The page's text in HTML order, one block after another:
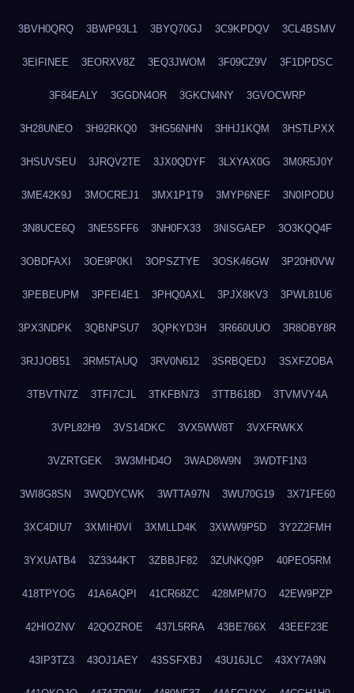
3BVH0QRQ 3BWP93L1 3BYQ70GJ 3C9KPDQV 3CL4BSMV
3EIFINEE 3EORXV8Z 3EQ3JWOM 3F09CZ9V 3F1DPDSC
3F84EALY 3GGDN4OR 3GKCN4NY 3GVOCWRP
3H28UNEO 3H92RKQ0 3HG56NHN 3HHJ1KQM 3HSTLPXX
3HSUVSEU 3JRQV2TE 3JX0QDYF 3LXYAX0G 3M0R5J0Y
3ME42K9J 3MOCREJ1 3MX1P1T9 3MYP6NEF 3N0IPODU
3N8UCE6Q 3NE5SFF6 3NH0FX33 3NISGAEP 3O3KQQ4F
3OBDFAXI 3OE9P0KI 3OPSZTYE 3OSK46GW 3P20H0VW
3PEBEUPM 3PFEI4E1 3PHQ0AXL 3PJX8KV3 3PWL81U6
3PX3NDPK 3QBNPSU7 3QPKYD3H 3R660UUO 3R8OBY8R
3RJJOB51 3RM5TAUQ 3RV0N612 3SRBQEDJ 3SXFZOBA
3TBVTN7Z 3TFI7CJL 3TKFBN73 3TTB618D 3TVMVY4A
3VPL82H9 3VS14DKC 3VX5WW8T 3VXFRWKX
3VZRTGEK 3W3MHD4O 3WAD8W9N 3WDTF1N3
3WI8G8SN 3WQDYCWK 3WTTA97N 3WU70G19 3X71FE60
3XC4DIU7 3XMIH0VI 3XMLLD4K 3XWW9P5D 3Y2Z2FMH
3YXUATB4 3Z3344KT 3ZBBJF82 3ZUNKQ9P 40PEO5RM
418TPYOG 41A6AQPI 41CR68ZC 428MPM7O 42EW9PZP
42HIOZNV 42QOZROE 437L5RRA 43BE766X 43EEF23E
43IP3TZ3 43OJ1AEY 43SSFXBJ 43U16JLC 43XY7A9N